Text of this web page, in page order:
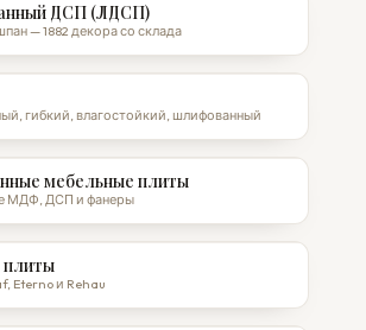
ДСП (ЛДСП)
— 1882 декора со склада
гибкий, влагостойкий, шлифованный
мебельные плиты
МДФ, ДСП и фанеры
Eterno и Rehau